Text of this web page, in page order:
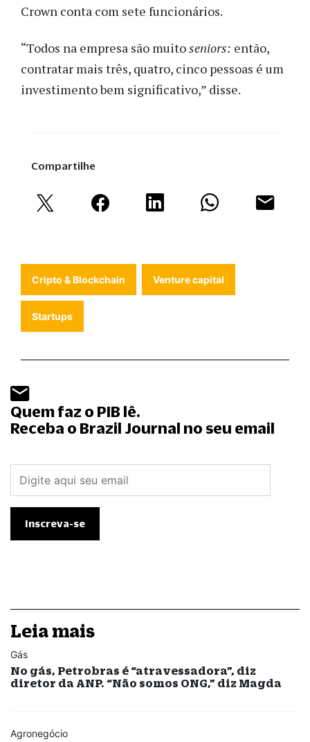
Crown conta com sete funcionários.
“Todos na empresa são muitoseniors: então,
contratar mais três, quatro, cinco pessoas é um
investimento bem significativo,” disse.
Compartilhe
Cripto & Blockchain Venture capital
Startups
Quem faz o PIB lê.
Receba o Brazil Journal no seu email
Leia mais
Gás
No gás, Petrobras é “atravessadora”, diz
diretor da ANP. “Não somos ONG,” diz Magda
Agronegócio